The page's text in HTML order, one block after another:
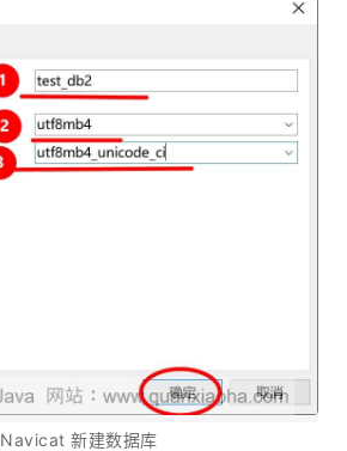
Navicat 新建数据库